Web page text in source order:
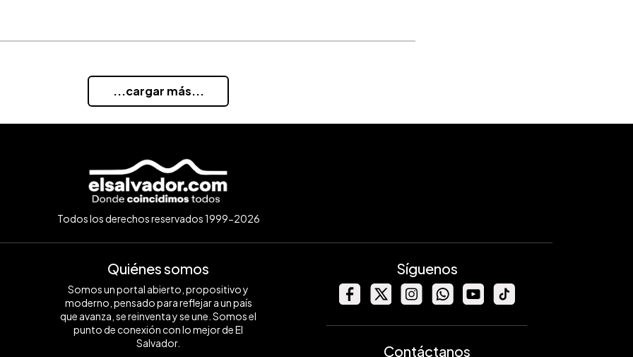
...cargar más...
Todos los derechos reservados 1999-2026
Quiénes somos
Somos un portal abierto, propositivo y
moderno, pensado para reflejar a un país
que avanza, se reinventa y se une. Somos el
punto de conexión con lo mejor de El
Salvador.
Síguenos
Contáctanos